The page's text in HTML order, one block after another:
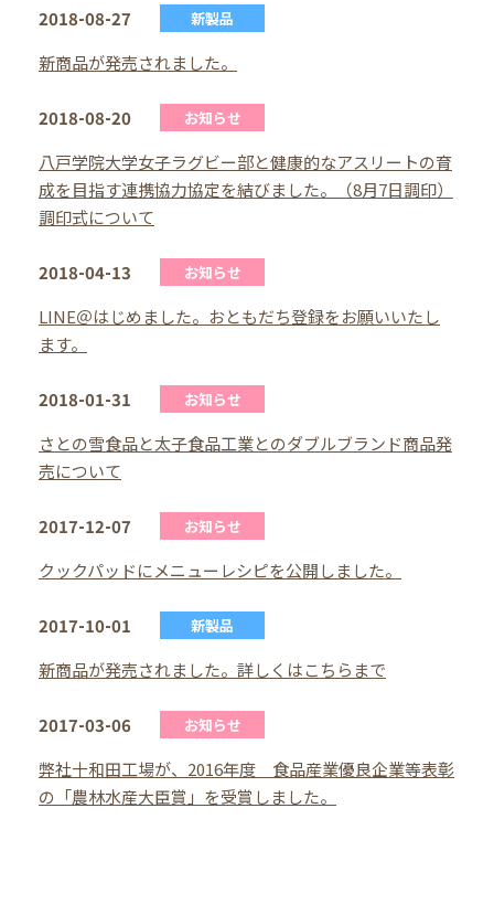
2018-08-27 新製品
新商品が発売されました。
2018-08-20 お知らせ
八戸学院大学女子ラグビー部と健康的なアスリートの育
成を目指す連携協力協定を結びました。（8月7日調印）
調印式について
2018-04-13 お知らせ
LINE＠はじめました。おともだち登録をお願いいたし
ます。
2018-01-31 お知らせ
さとの雪食品と太子食品工業とのダブルブランド商品発
売について
2017-12-07 お知らせ
クックパッドにメニューレシピを公開しました。
2017-10-01 新製品
新商品が発売されました。詳しくはこちらまで
2017-03-06 お知らせ
弊社十和田工場が、2016年度 食品産業優良企業等表彰
の「農林水産大臣賞」を受賞しました。